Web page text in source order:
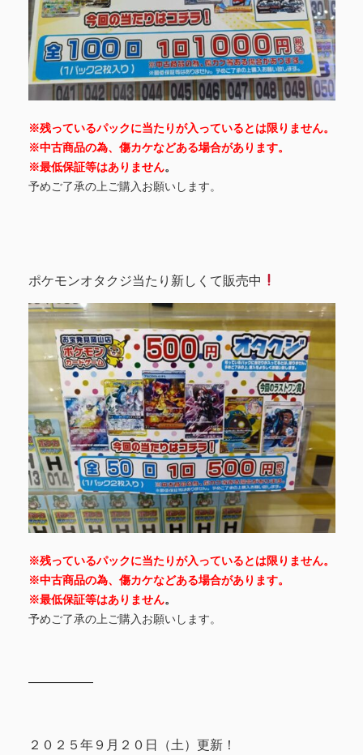
※残っているパックに当たりが入っているとは限りません。
※中古商品の為、傷カケなどある場合があります。
※最低保証等はありません。
予めご了承の上ご購入お願いします。
ポケモンオタクジ当たり新しくて販売中
※残っているパックに当たりが入っているとは限りません。
※中古商品の為、傷カケなどある場合があります。
※最低保証等はありません。
予めご了承の上ご購入お願いします。
―――――
２０２５年９月２０日（土）更新！